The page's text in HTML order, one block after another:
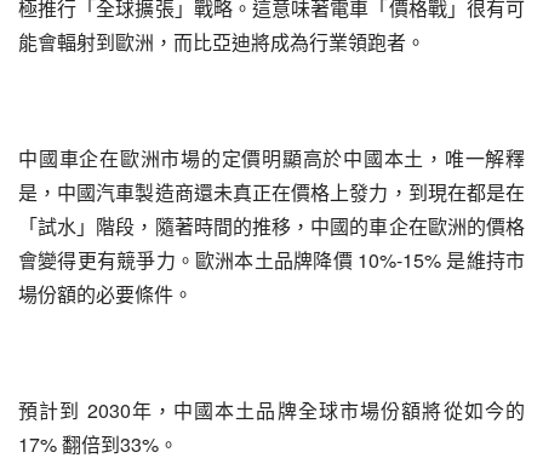
極推行「全球擴張」戰略。這意味著電車「價格戰」很有可
能會輻射到歐洲，而比亞迪將成為行業領跑者。
中國車企在歐洲市場的定價明顯高於中國本土，唯一解釋
是，中國汽車製造商還未真正在價格上發力，到現在都是在
「試水」階段，隨著時間的推移，中國的車企在歐洲的價格
會變得更有競爭力。歐洲本土品牌降價 10%-15% 是維持市
場份額的必要條件。
預計到 2030年，中國本土品牌全球市場份額將從如今的
17% 翻倍到33%。